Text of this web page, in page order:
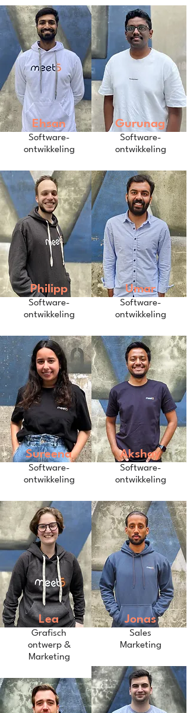
Ehsan
Software-
ontwikkeling
Philipp
Software-
ontwikkeling
Sureena
Software-
ontwikkeling
Lea
Grafisch
ontwerp &
Marketing
Gurunag
Software-
ontwikkeling
Umar
Software-
ontwikkeling
Akshay
Software-
ontwikkeling
Jonas
Sales
Marketing